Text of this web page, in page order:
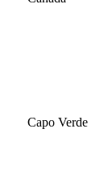
Capo Verde